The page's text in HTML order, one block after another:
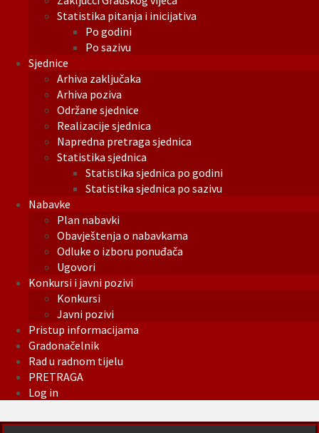
Statistika pitanja i inicijativa
Po godini
Po sazivu
Sjednice
Arhiva zaključaka
Arhiva poziva
Održane sjednice
Realizacije sjednica
Napredna pretraga sjednica
Statistika sjednica
Statistika sjednica po godini
Statistika sjednica po sazivu
Nabavke
Plan nabavki
Obavještenja o nabavkama
Odluke o izboru ponuđača
Ugovori
Konkursi i javni pozivi
Konkursi
Javni pozivi
Pristup informacijama
Gradonačelnik
Rad u radnom tijelu
PRETRAGA
Log in